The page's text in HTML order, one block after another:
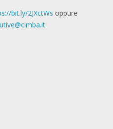
bit.ly/2JXctWs oppure